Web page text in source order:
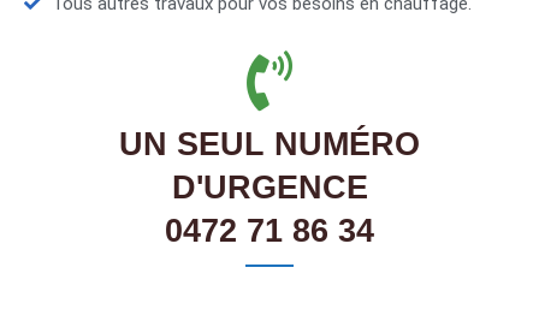
UN SEUL NUMÉRO
D'URGENCE
0472 71 86 34